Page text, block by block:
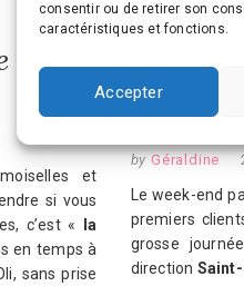
consentir ou de retirer son
caractéristiques et fonctions.
Accepter
et
si vous
c’est «
la
en temps à
sans prise
2021
AUTOMNE
Saint-
MAH
byGéraldine
Le week-end
premiers
grosse
direction